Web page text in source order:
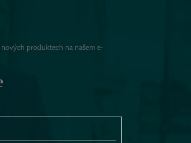
produktech na našem e-